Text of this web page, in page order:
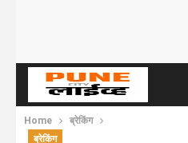
Home
ब्रेकिंग
ब्रेकिंग